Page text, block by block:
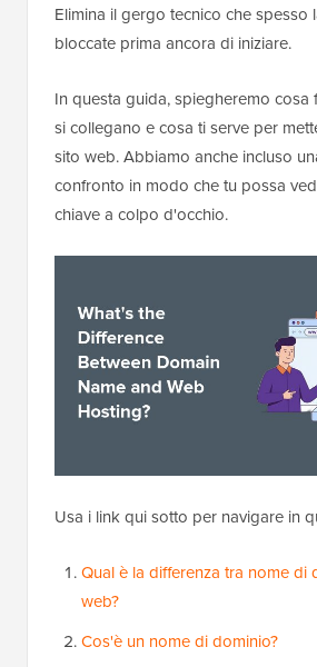
Elimina il gergo tecnico che spesso
bloccate prima ancora di iniziare.
In questa guida, spiegheremo cosa
si collegano e cosa ti serve per
sito web. Abbiamo anche incluso
confronto in modo che tu possa
chiave a colpo d'occhio.
Usa i link qui sotto per navigare in
Qual è la differenza tra nome di
web?
Cos'è un nome di dominio?